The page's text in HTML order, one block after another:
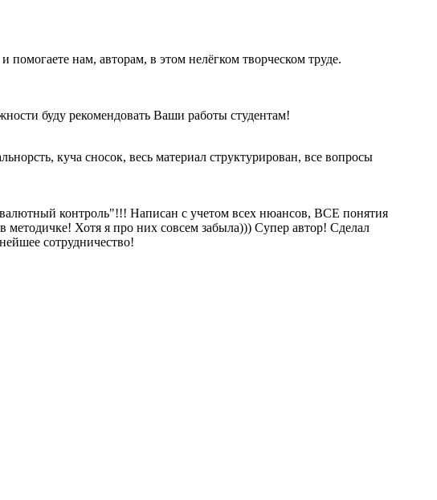
нам, авторам, в этом нелёгком творческом труде.
буду рекомендовать Ваши работы студентам!
куча сносок, весь материал структурирован, все вопросы
контроль"!!! Написан с учетом всех нюансов, ВСЕ понятия
методичке! Хотя я про них совсем забыла))) Супер автор! Сделал
сотрудничество!